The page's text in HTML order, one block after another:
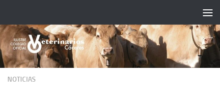
NOTICIAS